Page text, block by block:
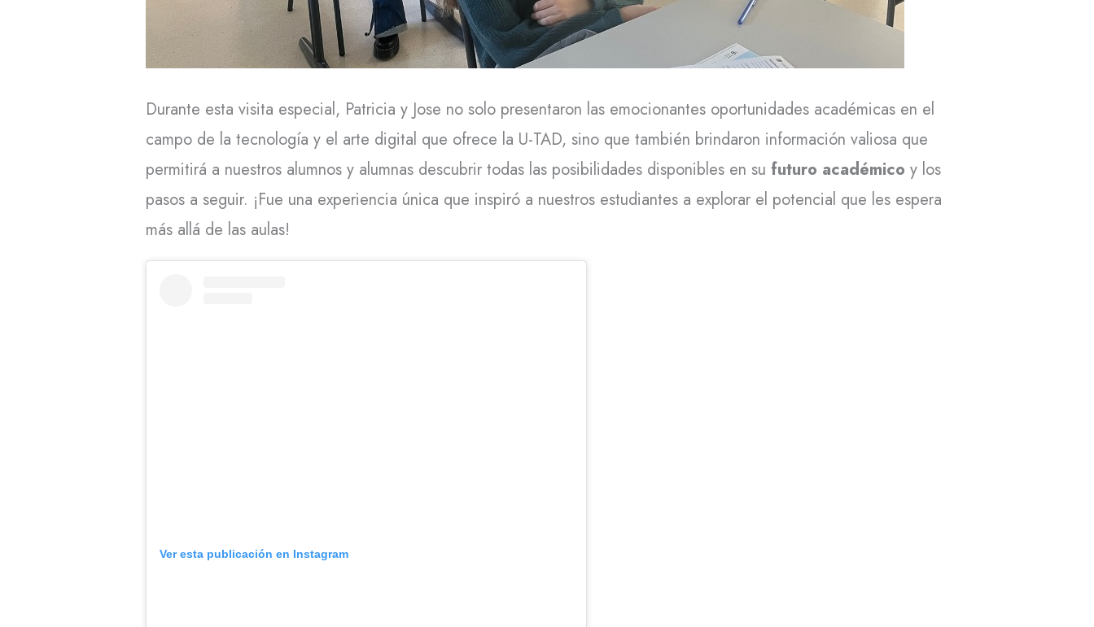
Durante esta visita especial, Patricia y Jose no solo presentaron las emocionantes oportunidades académicas en el
campo de la tecnología y el arte digital que ofrece la U-TAD, sino que también brindaron información valiosa que
permitirá a nuestros alumnos y alumnas descubrir todas las posibilidades disponibles en su futuro académico y los
pasos a seguir. ¡Fue una experiencia única que inspiró a nuestros estudiantes a explorar el potencial que les espera
más allá de las aulas!
Ver esta publicación en Instagram